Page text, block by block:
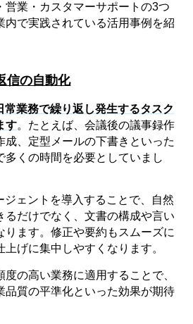
営業・カスタマーサポートの3つ
内で実践されている活用事例を紹
信の自動化
常業務で繰り返し発生するタスク
す。たとえば、会議後の議事録作
成、定型メールの下書きといった
多くの時間を必要としていまし
ジェントを導入することで、自然
るだけでなく、文書の構成や言い
ります。修正や要約もスムーズに
げに集中しやすくなります。
の高い業務に適用することで、
品質の平準化といった効果が期待